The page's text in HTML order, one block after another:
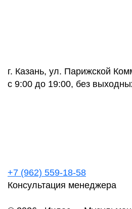
г. Казань, ул. Парижской
с 9:00 до 19:00, без
+7 (962) 559-18-58
Консультация менеджера